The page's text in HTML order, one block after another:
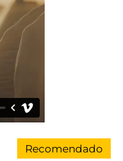
Recomendado